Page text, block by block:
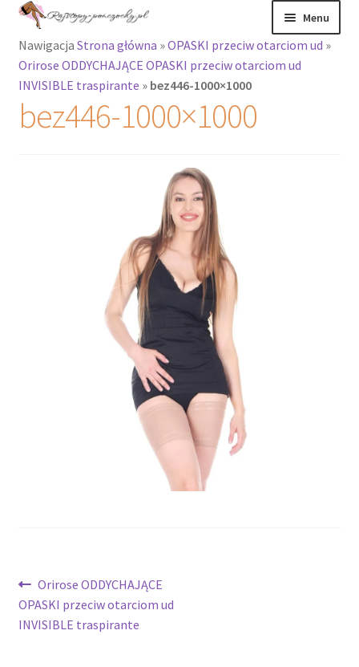
Przejdź
nawigacji
Przejdź
treści
Menu
Rajstopy
Rozwiń
menu
potomne
Rozwiń
menu
potomne
Nawigacja Strona główna »OPASKI przeciw otarciom ud »
Orirose ODDYCHAJĄCE OPASKI przeciw otarciom ud
INVISIBLE traspirante » bez446-1000×1000
bez446-1000×1000
Nawigacja
wpisu
Poprzedni
wpis:
Orirose ODDYCHAJĄCE
OPASKI przeciw otarciom ud
INVISIBLE traspirante